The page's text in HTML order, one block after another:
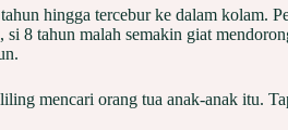
hingga tercebur ke dalam kolam.
8 tahun malah semakin giat
mencari orang tua anak-anak itu.